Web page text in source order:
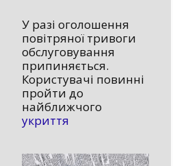
У разі оголошення
повітряної тривоги
обслуговування
припиняється.
Користувачі повинні
пройти до
найближчого
укриття